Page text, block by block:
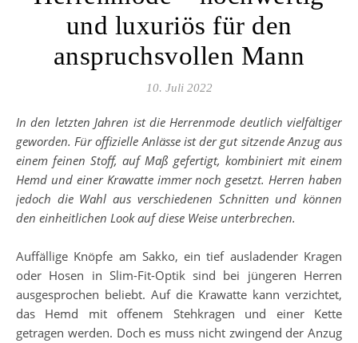
und luxuriös für den
anspruchsvollen Mann
10. Juli 2022
In den letzten Jahren ist die Herrenmode deutlich vielfältiger
geworden. Für offizielle Anlässe ist der gut sitzende Anzug aus
einem feinen Stoff, auf Maß gefertigt, kombiniert mit einem
Hemd und einer Krawatte immer noch gesetzt. Herren haben
jedoch die Wahl aus verschiedenen Schnitten und können
den einheitlichen Look auf diese Weise unterbrechen.
Auffällige Knöpfe am Sakko, ein tief ausladender Kragen
oder Hosen in Slim-Fit-Optik sind bei jüngeren Herren
ausgesprochen beliebt. Auf die Krawatte kann verzichtet,
das Hemd mit offenem Stehkragen und einer Kette
getragen werden. Doch es muss nicht zwingend der Anzug